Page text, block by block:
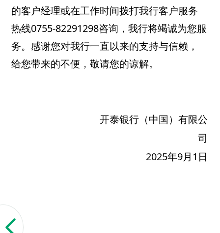
的客户经理或在工作时间拨打我行客户服务
热线0755-82291298咨询，我行将竭诚为您服
务。感谢您对我行一直以来的支持与信赖，
给您带来的不便，敬请您的谅解。
开泰银行（中国）有限公
司
2025年9月1日